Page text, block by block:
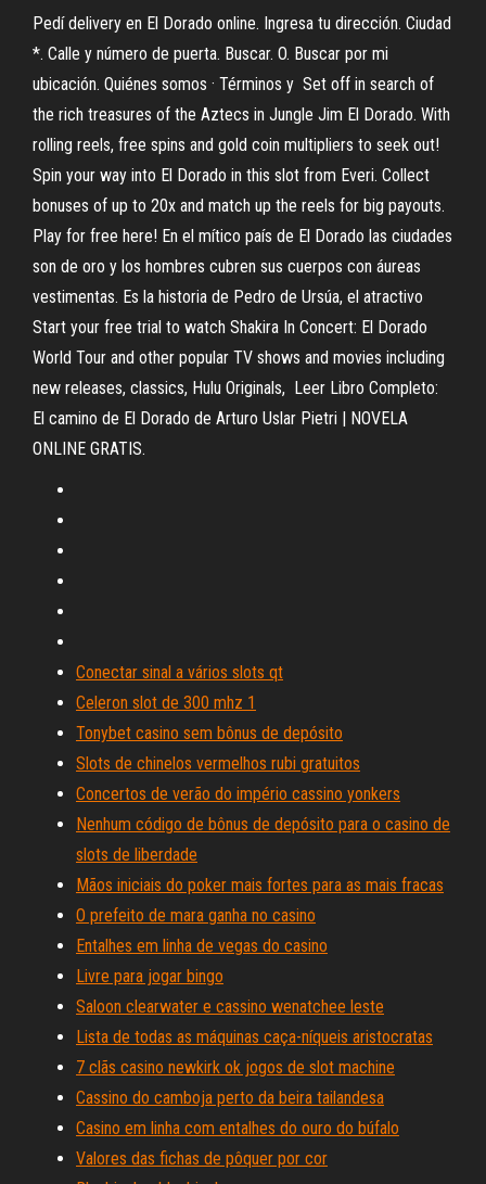
Pedí delivery en El Dorado online. Ingresa tu dirección. Ciudad
*. Calle y número de puerta. Buscar. O. Buscar por mi
ubicación. Quiénes somos · Términos y Set off in search of
the rich treasures of the Aztecs in Jungle Jim El Dorado. With
rolling reels, free spins and gold coin multipliers to seek out!
Spin your way into El Dorado in this slot from Everi. Collect
bonuses of up to 20x and match up the reels for big payouts.
Play for free here! En el mítico país de El Dorado las ciudades
son de oro y los hombres cubren sus cuerpos con áureas
vestimentas. Es la historia de Pedro de Ursúa, el atractivo
Start your free trial to watch Shakira In Concert: El Dorado
World Tour and other popular TV shows and movies including
new releases, classics, Hulu Originals, Leer Libro Completo:
El camino de El Dorado de Arturo Uslar Pietri | NOVELA
ONLINE GRATIS.
Conectar sinal a vários slots qt
Celeron slot de 300 mhz 1
Tonybet casino sem bônus de depósito
Slots de chinelos vermelhos rubi gratuitos
Concertos de verão do império cassino yonkers
Nenhum código de bônus de depósito para o casino de
slots de liberdade
Mãos iniciais do poker mais fortes para as mais fracas
O prefeito de mara ganha no casino
Entalhes em linha de vegas do casino
Livre para jogar bingo
Saloon clearwater e cassino wenatchee leste
Lista de todas as máquinas caça-níqueis aristocratas
7 clãs casino newkirk ok jogos de slot machine
Cassino do camboja perto da beira tailandesa
Casino em linha com entalhes do ouro do búfalo
Valores das fichas de pôquer por cor